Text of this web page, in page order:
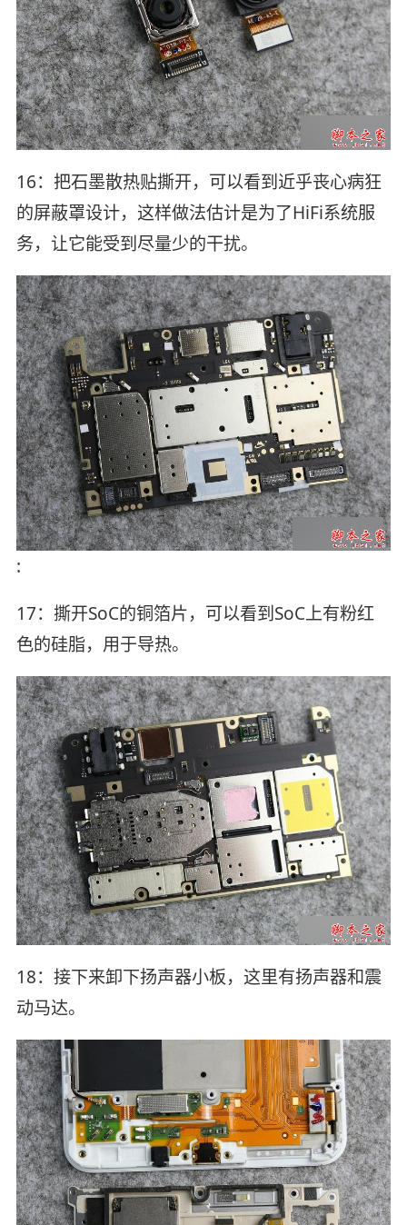
16：把石墨散热贴撕开，可以看到近乎丧心病狂
的屏蔽罩设计，这样做法估计是为了HiFi系统服
务，让它能受到尽量少的干扰。
:
17：撕开SoC的铜箔片，可以看到SoC上有粉红
色的硅脂，用于导热。
18：接下来卸下扬声器小板，这里有扬声器和震
动马达。